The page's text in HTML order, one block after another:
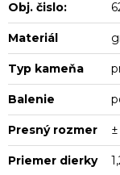
Obj. čislo:
Materiál
Typ kameňa
Balenie
Presný rozmer
Priemer dierky